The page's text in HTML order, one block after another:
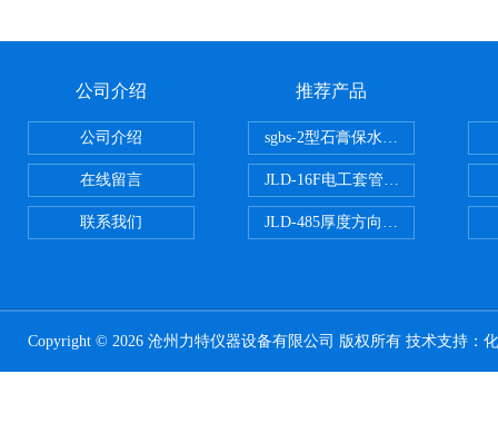
公司介绍
公司介绍
在线留言
联系我们
推荐产品
sgbs-2型石膏保水率测定仪粉刷
JLD-16F电工套管恒温水浴管材
JLD-485厚度方向性钢板拉伸试验
Copyright © 2026 沧州力特仪器设备有限公司 版权所有 技术支持：